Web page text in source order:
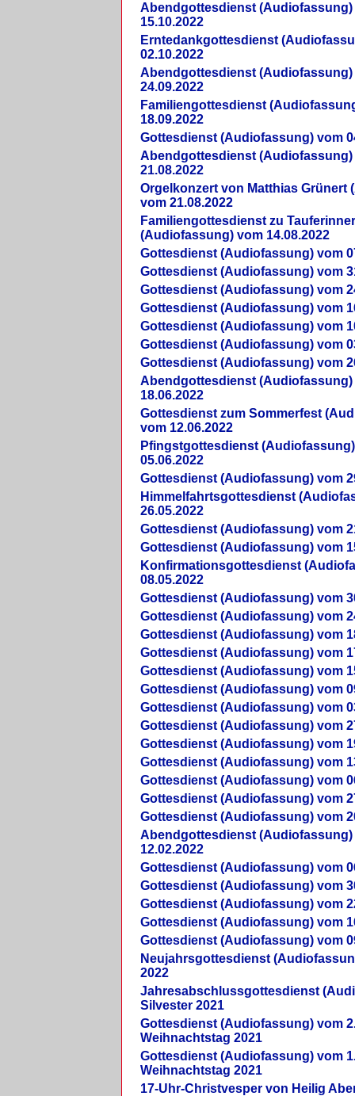
Abendgottesdienst (Audiofassung)
15.10.2022
Erntedankgottesdienst
02.10.2022
Abendgottesdienst (Audiofassung)
24.09.2022
Familiengottesdienst
18.09.2022
Gottesdienst (Audiofassung) vom
Abendgottesdienst (Audiofassung)
21.08.2022
Orgelkonzert von Matthias Grünert
vom 21.08.2022
Familiengottesdienst zu
(Audiofassung) vom 14.08.2022
Gottesdienst (Audiofassung) vom
Gottesdienst (Audiofassung) vom
Gottesdienst (Audiofassung) vom
Gottesdienst (Audiofassung) vom
Gottesdienst (Audiofassung) vom
Gottesdienst (Audiofassung) vom
Gottesdienst (Audiofassung) vom
Abendgottesdienst (Audiofassung)
18.06.2022
Gottesdienst zum Sommerfest
vom 12.06.2022
Pfingstgottesdienst
05.06.2022
Gottesdienst (Audiofassung) vom
Himmelfahrtsgottesdienst
26.05.2022
Gottesdienst (Audiofassung) vom
Gottesdienst (Audiofassung) vom
Konfirmationsgottesdienst
08.05.2022
Gottesdienst (Audiofassung) vom
Gottesdienst (Audiofassung) vom
Gottesdienst (Audiofassung) vom
Gottesdienst (Audiofassung) vom
Gottesdienst (Audiofassung) vom
Gottesdienst (Audiofassung) vom
Gottesdienst (Audiofassung) vom
Gottesdienst (Audiofassung) vom
Gottesdienst (Audiofassung) vom
Gottesdienst (Audiofassung) vom
Gottesdienst (Audiofassung) vom
Gottesdienst (Audiofassung) vom
Gottesdienst (Audiofassung) vom
Abendgottesdienst (Audiofassung)
12.02.2022
Gottesdienst (Audiofassung) vom
Gottesdienst (Audiofassung) vom
Gottesdienst (Audiofassung) vom
Gottesdienst (Audiofassung) vom
Gottesdienst (Audiofassung) vom
Neujahrsgottesdienst
2022
Jahresabschlussgottesdienst
Silvester 2021
Gottesdienst (Audiofassung) vom
Weihnachtstag 2021
Gottesdienst (Audiofassung) vom
Weihnachtstag 2021
17-Uhr-Christvesper von Heilig